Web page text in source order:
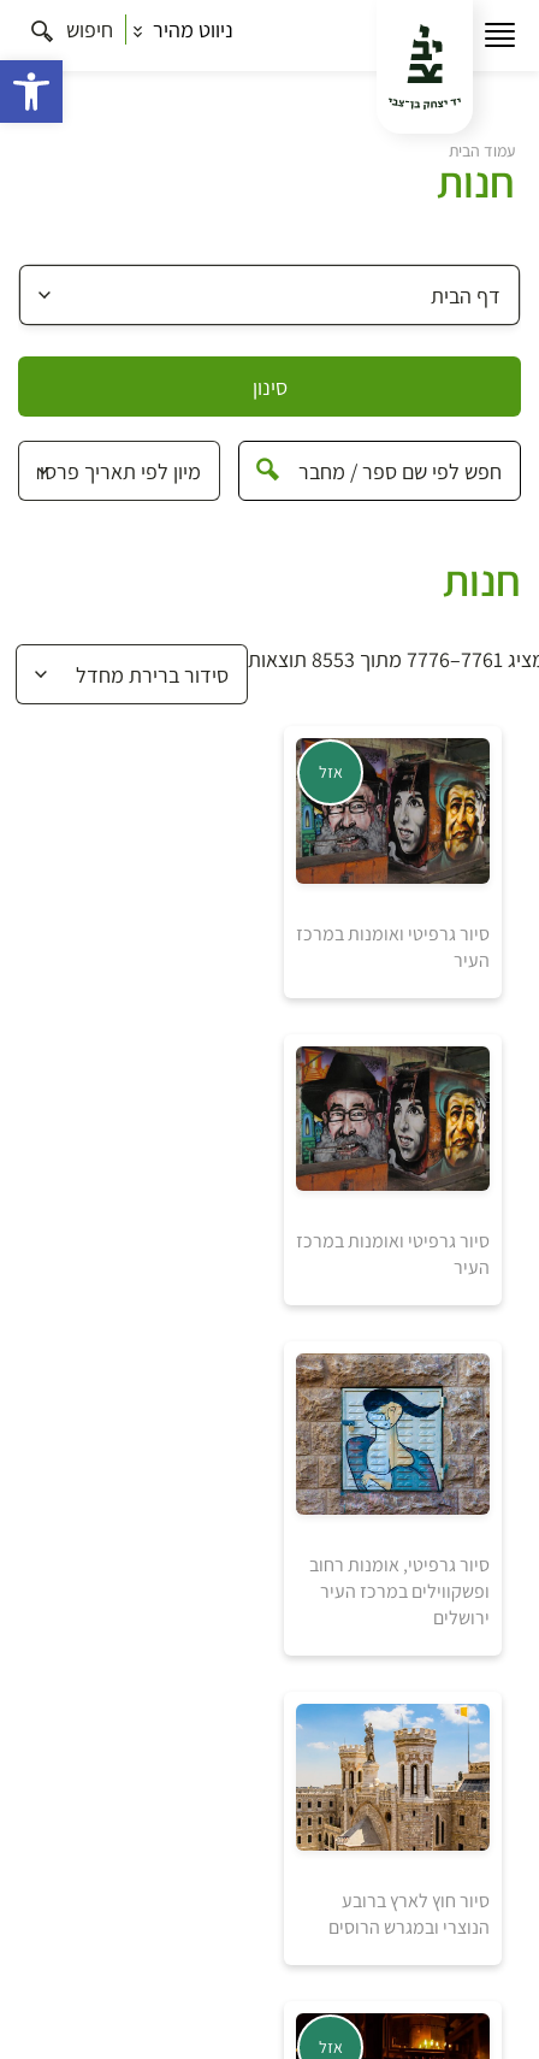
ניווט מהיר חיפוש
עמוד הבית
חנות
סינון
חנות
מתוך 8553 תוצאות
אזל
סיור גרפיטי ואומנות במרכז
העיר
5
למידע ולרכישה
סיור גרפיטי ואומנות במרכז
העיר
80
₪
למידע ולרכישה
סיור גרפיטי, אומנות רחוב
ופשקווילים במרכז העיר
ירושלים
סיור חוץ לארץ ברובע
הנוצרי ובמגרש הרוסים
אזל